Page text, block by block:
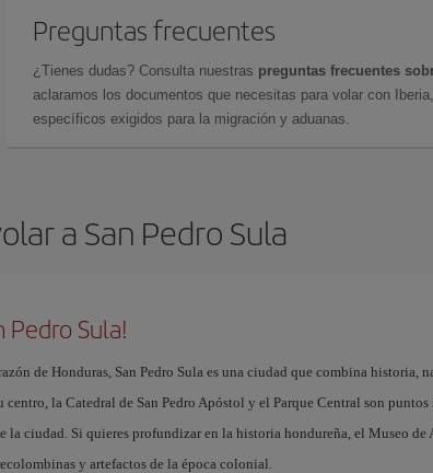
Preguntas frecuentes
¿Tienes dudas? Consulta nuestras preguntas frecuentes
aclaramos los documentos que necesitas para volar con
específicos exigidos para la migración y aduanas.
a San Pedro Sula
Pedro Sula!
de Honduras, San Pedro Sula es una ciudad que combina historia,
centro, la Catedral de San Pedro Apóstol y el Parque Central son
la ciudad. Si quieres profundizar en la historia hondureña, el Museo
y artefactos de la época colonial.